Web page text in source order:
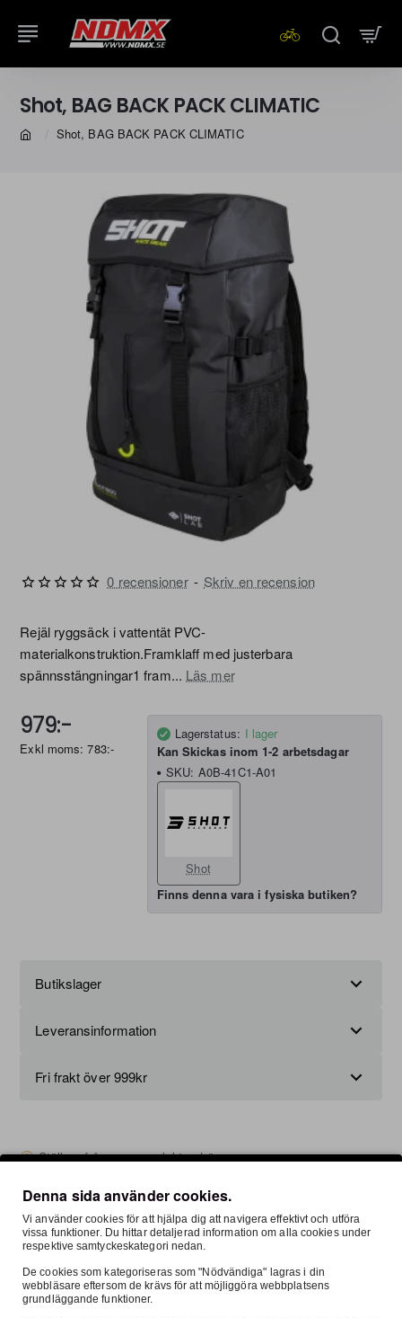
Shot, BAG BACK PACK CLIMATIC
Shot, BAG BACK PACK CLIMATIC
Rejäl ryggsäck i vattentät PVC-
materialkonstruktion.Framklaff med justerbara
spännsstängningar1 fram... Läs mer
0 recensioner - Skriv en recension
979:-
Exkl moms: 783:-
Lagerstatus: I lager
Kan Skickas inom 1-2 arbetsdagar
SKU: A0B-41C1-A01
Shot
Finns denna vara i fysiska butiken?
Butikslager
Leveransinformation
Fri frakt över 999kr
Ställ en fråga om produkten här
Beskrivning Recensioner Om Oss
Denna sida använder cookies.
Vi använder cookies för att hjälpa dig att navigera effektivt och utföra
vissa funktioner. Du hittar detaljerad information om alla cookies under
respektive samtyckeskategori nedan.
De cookies som kategoriseras som "Nödvändiga" lagras i din
webbläsare eftersom de krävs för att möjliggöra webbplatsens
grundläggande funktioner.